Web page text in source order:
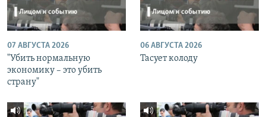
07 АВГУСТА 2026
"Убить нормальную
экономику – это убить
страну"
06 АВГУСТА 2026
Тасует колоду